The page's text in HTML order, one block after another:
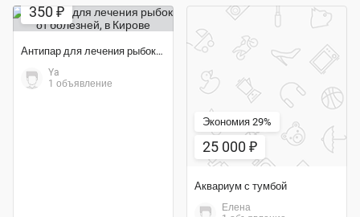
350 ₽
Антипар для лечения рыбок от болезней
Ya
1 объявление
Экономия 29%
25 000 ₽
Аквариум с тумбой
Елена